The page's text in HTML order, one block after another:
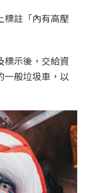
標註「內有高壓
標示後，交給資
一般垃圾車，以